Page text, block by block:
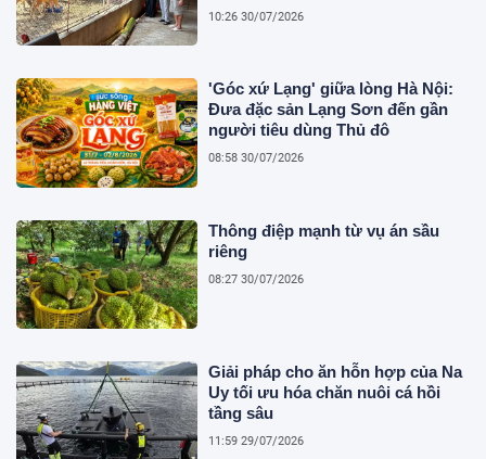
10:26 30/07/2026
'Góc xứ Lạng' giữa lòng Hà Nội:
Đưa đặc sản Lạng Sơn đến gần
người tiêu dùng Thủ đô
08:58 30/07/2026
Thông điệp mạnh từ vụ án sầu
riêng
08:27 30/07/2026
Giải pháp cho ăn hỗn hợp của Na
Uy tối ưu hóa chăn nuôi cá hồi
tầng sâu
11:59 29/07/2026